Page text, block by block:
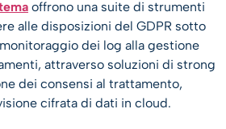
offrono una suite di strumenti
alle disposizioni del GDPR sotto
dei log alla gestione
attraverso soluzioni di strong
dei consensi al trattamento,
cifrata di dati in cloud.